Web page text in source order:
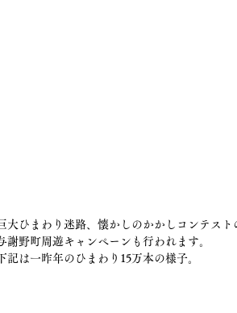
大ひまわり迷路、懐かしのかかしコンテスト
謝野町周遊キャンペーンも行われます。
記は一昨年のひまわり15万本の様子。